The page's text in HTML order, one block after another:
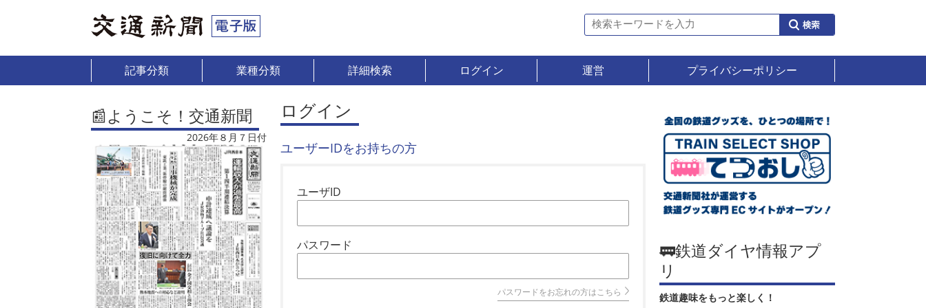
記事分類 業種分類 詳細検索 ログイン 運営 プライバシーポリシー
📰ようこそ！交通新聞
2026年８月７日付
ログイン
ユーザーIDをお持ちの方
ユーザID
パスワード
パスワードをお忘れの方はこちら
🚃鉄道ダイヤ情報アプ
リ
鉄道趣味をもっと楽しく！